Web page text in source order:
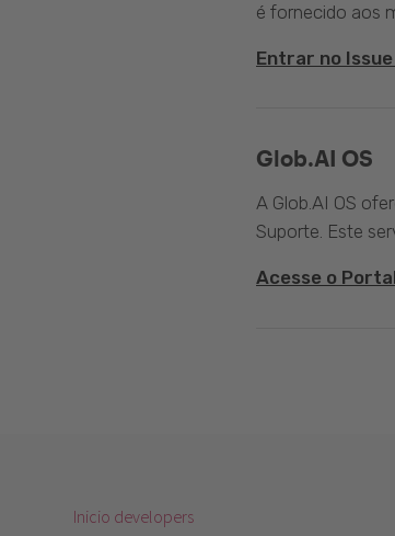
é fornecido aos
Entrar no
Glob.AI OS
A Glob.AI OS
Suporte. Este
Acesse o
Inicio developers